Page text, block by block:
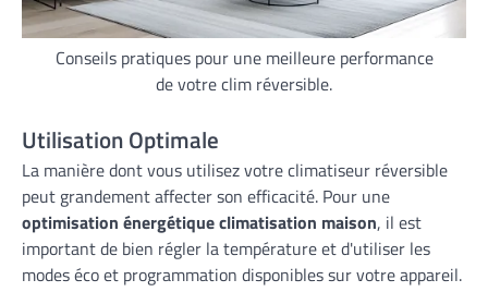
Conseils pratiques pour une meilleure performance
de votre clim réversible.
Utilisation Optimale
La manière dont vous utilisez votre climatiseur réversible
peut grandement affecter son efficacité. Pour une
optimisation énergétique climatisation maison, il est
important de bien régler la température et d'utiliser les
modes éco et programmation disponibles sur votre appareil.